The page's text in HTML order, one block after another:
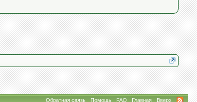
Обратная связь Помощь FAQ Главная Вверх